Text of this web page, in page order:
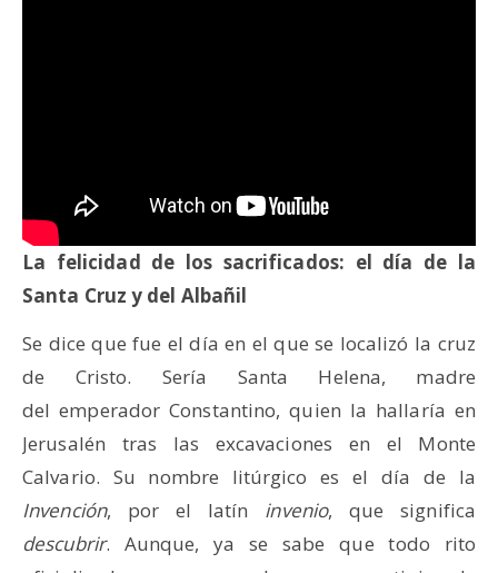
La felicidad de los sacrificados: el día de la
Santa Cruz y del Albañil
Se dice que fue el día en el que se localizó la cruz
de Cristo. Sería Santa Helena, madre
del emperador Constantino, quien la hallaría en
Jerusalén tras las excavaciones en el Monte
Calvario. Su nombre litúrgico es el día de la
Invención, por el latín invenio, que significa
descubrir. Aunque, ya se sabe que todo rito